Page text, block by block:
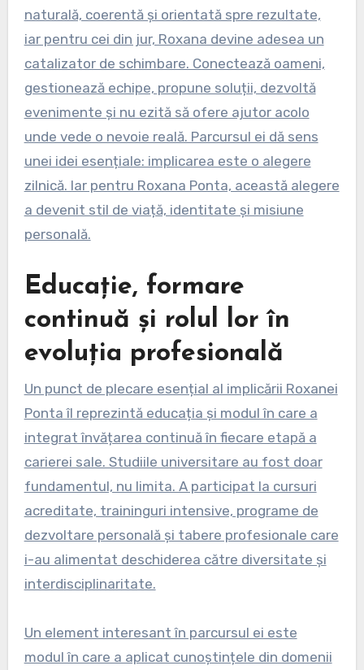
naturală, coerentă și orientată spre rezultate,
iar pentru cei din jur, Roxana devine adesea un
catalizator de schimbare. Conectează oameni,
gestionează echipe, propune soluții, dezvoltă
evenimente și nu ezită să ofere ajutor acolo
unde vede o nevoie reală. Parcursul ei dă sens
unei idei esențiale: implicarea este o alegere
zilnică. Iar pentru Roxana Ponta, această alegere
a devenit stil de viață, identitate și misiune
personală.
Educație, formare
continuă și rolul lor în
evoluția profesională
Un punct de plecare esențial al implicării Roxanei
Ponta îl reprezintă educația și modul în care a
integrat învățarea continuă în fiecare etapă a
carierei sale. Studiile universitare au fost doar
fundamentul, nu limita. A participat la cursuri
acreditate, traininguri intensive, programe de
dezvoltare personală și tabere profesionale care
i-au alimentat deschiderea către diversitate și
interdisciplinaritate.
Un element interesant în parcursul ei este
modul în care a aplicat cunoștințele din domenii